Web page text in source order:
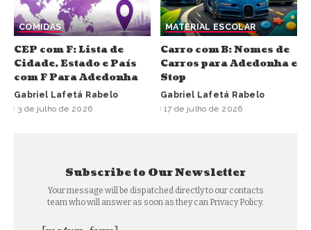
COMIDAS
CEP com F: Lista de
Cidade, Estado e País
com F Para Adedonha
Gabriel Lafetá Rabelo
3 de julho de 2026
MATERIAL ESCOLAR
Carro com B: Nomes de
Carros para Adedonha e
Stop
Gabriel Lafetá Rabelo
17 de julho de 2026
Subscribe to Our Newsletter
Your message will be dispatched directly to our contacts
team who will answer as soon as they can Privacy Policy.